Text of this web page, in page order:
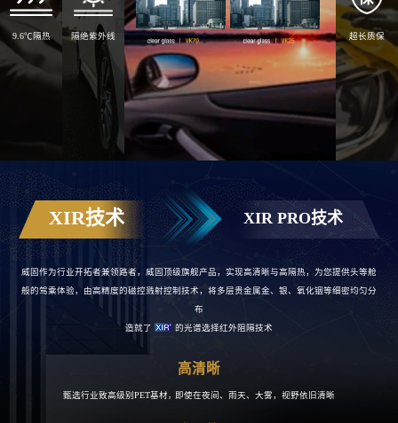
9.6℃隔热 隔绝紫外线 致高光学清晰
电子质保 厂家质保
XIR技术 XIR PRO技术
威固作为行业开拓者兼领路者，威固顶级旗舰产品，实现高清晰与高隔热，为您提供头等舱
般的驾乘体验 ， 由高精度的磁控溅射控制技术，将多层贵金属金、银、氧化铟等细密均匀分
布
造就了 的光谱选择红外阻隔技术
高清晰
甄选行业致高级别PET基材， 即使在夜间、雨天、大雾，视野依旧清晰